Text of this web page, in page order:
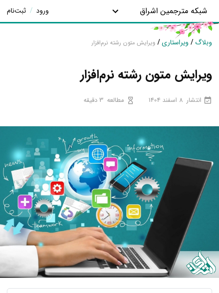
شبکه مترجمین اشراق ورود / ثبت‌نام
وبلاگ / ویراستاری/ ویرایش متون رشته نرم‌افزار
ویرایش متون رشته نرم‌افزار
انتشار 8 اسفند 1404 مطالعه 3 دقیقه